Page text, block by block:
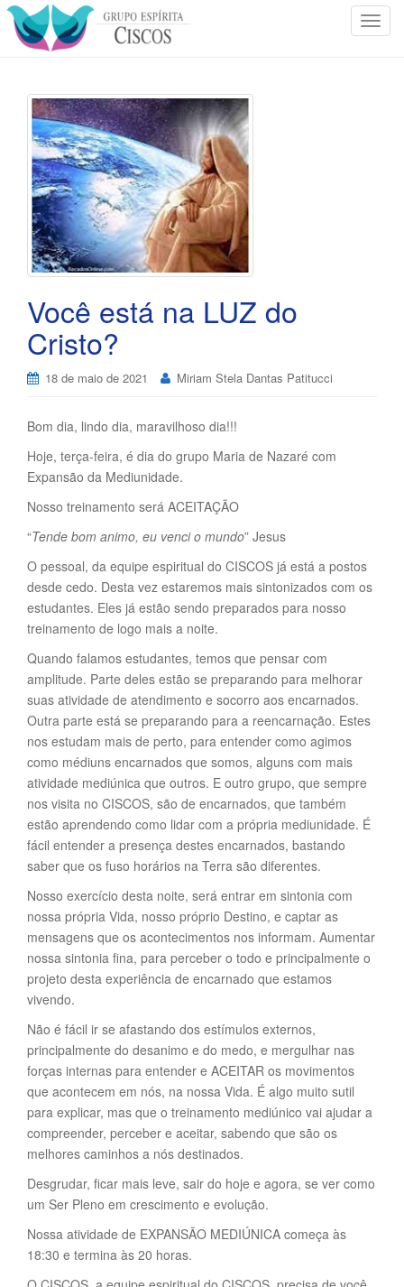
T
Você está na LUZ do
Cristo?
18 de maio de 2021 Miriam Stela Dantas Patitucci
Bom dia, lindo dia, maravilhoso dia!!!
Hoje, terça-feira, é dia do grupo Maria de Nazaré com
Expansão da Mediunidade.
Nosso treinamento será ACEITAÇÃO
“Tende bom animo, eu venci o mundo” Jesus
O pessoal, da equipe espiritual do CISCOS já está a postos
desde cedo. Desta vez estaremos mais sintonizados com os
estudantes. Eles já estão sendo preparados para nosso
treinamento de logo mais a noite.
Quando falamos estudantes, temos que pensar com
amplitude. Parte deles estão se preparando para melhorar
suas atividade de atendimento e socorro aos encarnados.
Outra parte está se preparando para a reencarnação. Estes
nos estudam mais de perto, para entender como agimos
como médiuns encarnados que somos, alguns com mais
atividade mediúnica que outros. E outro grupo, que sempre
nos visita no CISCOS, são de encarnados, que também
estão aprendendo como lidar com a própria mediunidade. É
fácil entender a presença destes encarnados, bastando
saber que os fuso horários na Terra são diferentes.
Nosso exercício desta noite, será entrar em sintonia com
nossa própria Vida, nosso próprio Destino, e captar as
mensagens que os acontecimentos nos informam. Aumentar
nossa sintonia fina, para perceber o todo e principalmente o
projeto desta experiência de encarnado que estamos
vivendo.
Não é fácil ir se afastando dos estímulos externos,
principalmente do desanimo e do medo, e mergulhar nas
forças internas para entender e ACEITAR os movimentos
que acontecem em nós, na nossa Vida. É algo muito sutil
para explicar, mas que o treinamento mediúnico vai ajudar a
compreender, perceber e aceitar, sabendo que são os
melhores caminhos a nós destinados.
Desgrudar, ficar mais leve, sair do hoje e agora, se ver como
um Ser Pleno em crescimento e evolução.
Nossa atividade de EXPANSÃO MEDIÚNICA começa às
18:30 e termina às 20 horas.